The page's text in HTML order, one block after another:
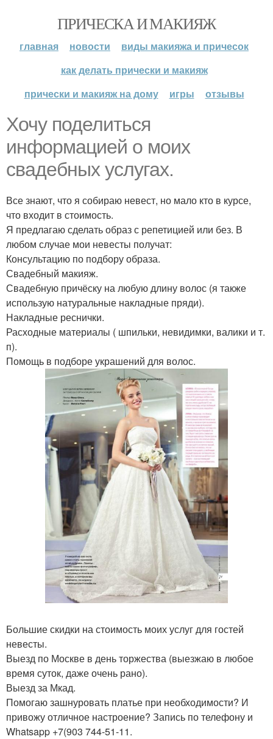
ПРИЧЕСКА И МАКИЯЖ
главная новости
виды макияжа и причесок
как делать прически и макияж
прически и макияж на дому
игры отзывы
Хочу поделиться
информацией о моих
свадебных услугах.
Все знают, что я собираю невест, но мало кто в курсе,
что входит в стоимость.
Я предлагаю сделать образ с репетицией или без. В
любом случае мои невесты получат:
Консультацию по подбору образа.
Свадебный макияж.
Свадебную причёску на любую длину волос (я также
использую натуральные накладные пряди).
Накладные реснички.
Расходные материалы ( шпильки, невидимки, валики и т.
п).
Помощь в подборе украшений для волос.
Большие скидки на стоимость моих услуг для гостей
невесты.
Выезд по Москве в день торжества (выезжаю в любое
время суток, даже очень рано).
Выезд за Мкад.
Помогаю зашнуровать платье при необходимости? И
привожу отличное настроение? Запись по телефону и
Whatsapp +7(903 744-51-11.